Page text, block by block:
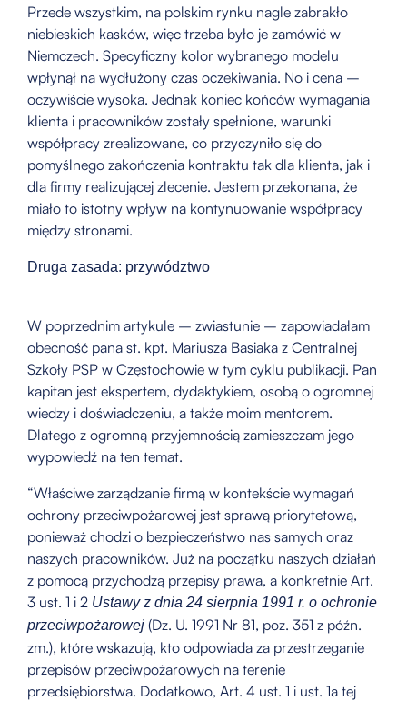
Przede wszystkim, na polskim rynku nagle zabrakło
niebieskich kasków, więc trzeba było je zamówić w
Niemczech. Specyficzny kolor wybranego modelu
wpłynął na wydłużony czas oczekiwania. No i cena –
oczywiście wysoka. Jednak koniec końców wymagania
klienta i pracowników zostały spełnione, warunki
współpracy zrealizowane, co przyczyniło się do
pomyślnego zakończenia kontraktu tak dla klienta, jak i
dla firmy realizującej zlecenie. Jestem przekonana, że
miało to istotny wpływ na kontynuowanie współpracy
między stronami.
Druga zasada: przywództwo
W poprzednim artykule – zwiastunie – zapowiadałam
obecność pana st. kpt. Mariusza Basiaka z Centralnej
Szkoły PSP w Częstochowie w tym cyklu publikacji. Pan
kapitan jest ekspertem, dydaktykiem, osobą o ogromnej
wiedzy i doświadczeniu, a także moim mentorem.
Dlatego z ogromną przyjemnością zamieszczam jego
wypowiedź na ten temat.
“Właściwe zarządzanie firmą w kontekście wymagań
ochrony przeciwpożarowej jest sprawą priorytetową,
ponieważ chodzi o bezpieczeństwo nas samych oraz
naszych pracowników. Już na początku naszych działań
z pomocą przychodzą przepisy prawa, a konkretnie Art.
3 ust. 1 i 2 Ustawy z dnia 24 sierpnia 1991 r. o ochronie
przeciwpożarowej (Dz. U. 1991 Nr 81, poz. 351 z późn.
zm.), które wskazują, kto odpowiada za przestrzeganie
przepisów przeciwpożarowych na terenie
przedsiębiorstwa. Dodatkowo, Art. 4 ust. 1 i ust. 1a tej